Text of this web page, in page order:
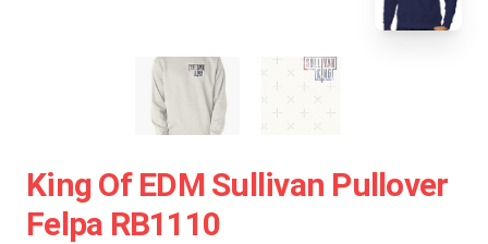
King Of EDM Sullivan Pullover
Felpa RB1110